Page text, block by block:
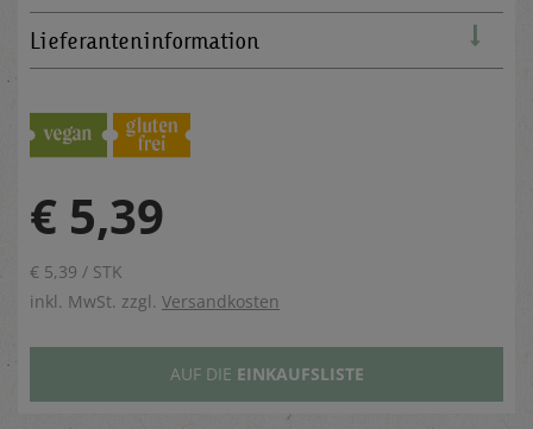
Lieferanteninformation
€ 5,39
€ 5,39 / STK
inkl. MwSt. zzgl. Versandkosten
AUF DIE EINKAUFSLISTE